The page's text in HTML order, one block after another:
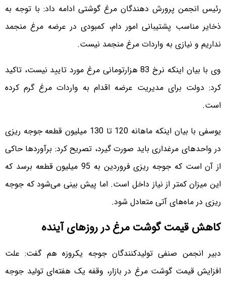
رئیس انجمن پرورش دهندگان مرغ گوشتی ادامه داد: با توجه به
ذخایر مناسب پشتیبانی امور دام، کمبودی در عرضه مرغ منجمد
نداریم و نیازی به واردات مرغ منجمد نیست.
وی با بیان اینکه نرخ 83 هزارتومانی مرغ مورد تایید نیست، تاکید
کرد: دولت برای مدیریت عرضه اقدام به واردات مرغ گرم کرده
است.
یوسفی با بیان اینکه ماهانه 120 تا 130 میلیون قطعه جوجه ریزی
در واحد‌های مرغداری باید صورت گیرد، تصریح کرد: برآورد‌ها حاکی
از آن است که جوجه ریزی فروردین به 95 میلیون قطعه برسد که
این میزان کمتر از نیاز داخل است. اما پیش بینی می‌شود که جوجه
ریزی در ماه‌های آتی متعادل شود.
کاهش قیمت‌ گوشت مرغ در روزهای آینده
دبیر انجمن صنفی تولیدکنندگان جوجه یکروزه هم گفت: علت
افزایش قیمت گوشت مرغ در بازار، وقفه یک هفته‌ای تولید جوجه